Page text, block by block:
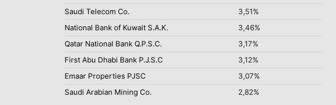
Saudi Telecom Co.
3,51%
National Bank of Kuwait S.A.K.
3,46%
Qatar National Bank Q.P.S.C.
3,17%
First Abu Dhabi Bank P.J.S.C
3,12%
Emaar Properties PJSC
3,07%
Saudi Arabian Mining Co.
2,82%